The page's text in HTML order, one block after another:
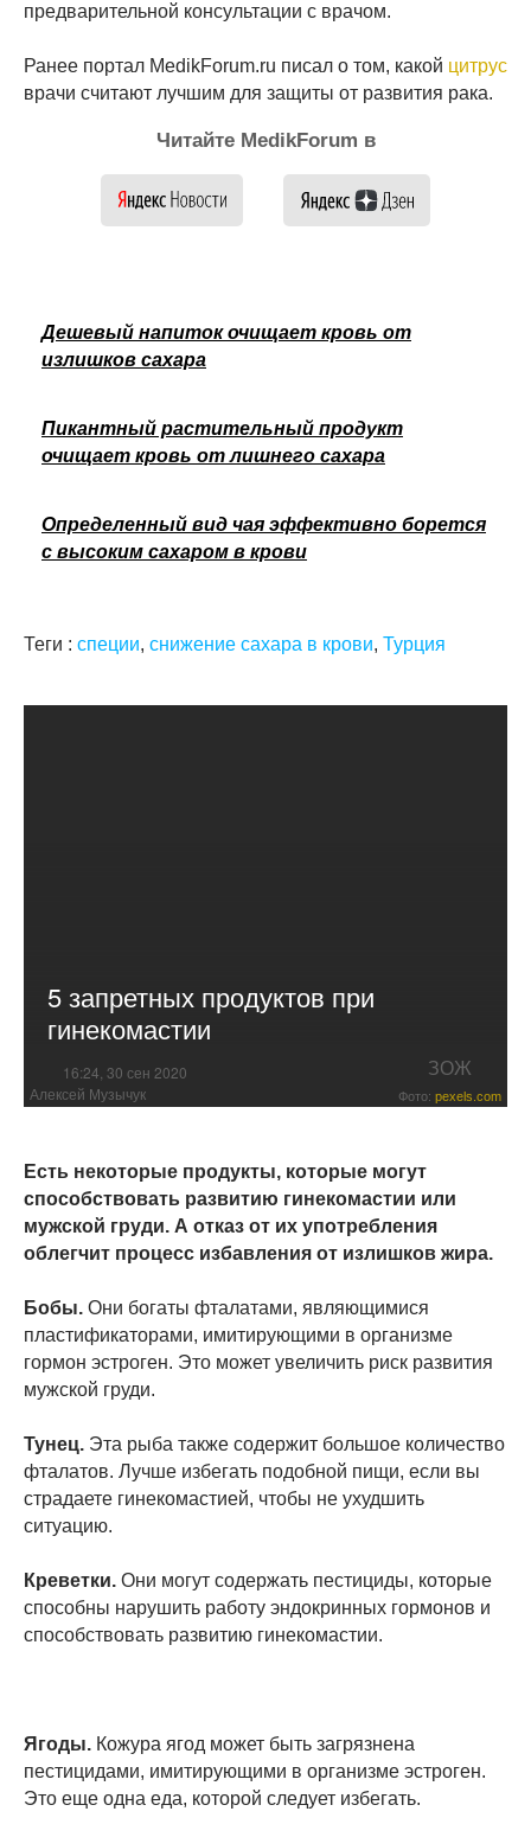
предварительной консультации с врачом.
Ранее портал MedikForum.ru писал о том, какой цитрус
врачи считают лучшим для защиты от развития рака.
Читайте MedikForum в
Дешевый напиток очищает кровь от
излишков сахара
Пикантный растительный продукт
очищает кровь от лишнего сахара
Определенный вид чая эффективно борется
с высоким сахаром в крови
Теги : специи, снижение сахара в крови, Турция
5 запретных продуктов при
гинекомастии
16:24, 30 сен 2020 ЗОЖ
Алексей Музычук Фото: pexels.com
Есть некоторые продукты, которые могут
способствовать развитию гинекомастии или
мужской груди. А отказ от их употребления
облегчит процесс избавления от излишков жира.
Бобы. Они богаты фталатами, являющимися
пластификаторами, имитирующими в организме
гормон эстроген. Это может увеличить риск развития
мужской груди.
Тунец. Эта рыба также содержит большое количество
фталатов. Лучше избегать подобной пищи, если вы
страдаете гинекомастией, чтобы не ухудшить
ситуацию.
Креветки. Они могут содержать пестициды, которые
способны нарушить работу эндокринных гормонов и
способствовать развитию гинекомастии.
Ягоды. Кожура ягод может быть загрязнена
пестицидами, имитирующими в организме эстроген.
Это еще одна еда, которой следует избегать.